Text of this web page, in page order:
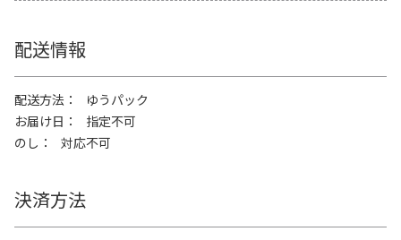
配送情報
配送方法
ゆうパック
お届け日
指定不可
のし
対応不可
決済方法